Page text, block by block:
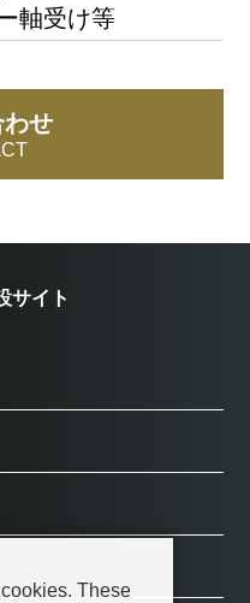
軸受け等
せ
サイト
These